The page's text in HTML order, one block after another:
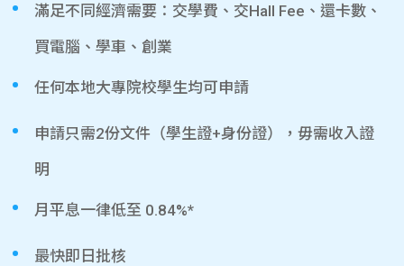
滿足不同經濟需要：交學費、交Hall Fee、還卡數、
買電腦、學車、創業
任何本地大專院校學生均可申請
申請只需2份文件（學生證+身份證），毋需收入證
明
月平息一律低至 0.84%*
最快即日批核